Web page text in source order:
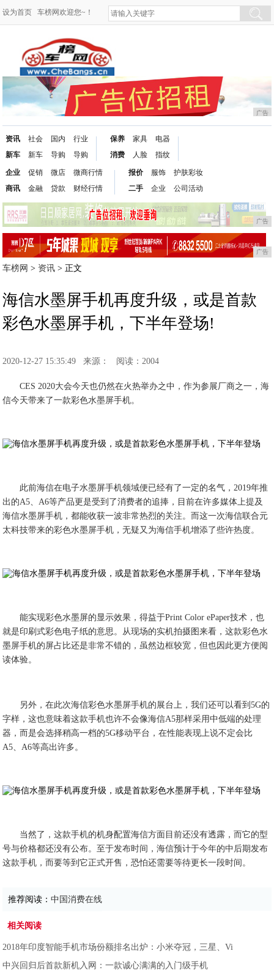
设为首页 车榜网欢迎您~！
广告
资讯
新车
社会
新车
国内
导购
行业
导购
保养
消费
家具
人脸
电器
指纹
企业
商讯
促销
金融
微店
贷款
微商行情
财经行情
报价
二手
服饰
企业
护肤彩妆
公司活动
广告
广告
车榜网 > 资讯 > 正文
海信水墨屏手机再度升级，或是首款
彩色水墨屏手机，下半年登场!
2020-12-27 15:35:49 来源： 阅读：2004
CES 2020大会今天也仍然在火热举办之中，作为参展厂商之一，海
信今天带来了一款彩色水墨屏手机。
此前海信在电子水墨屏手机领域便已经有了一定的名气，2019年推
出的A5、A6等产品更是受到了消费者的追捧，目前在许多媒体上提及
海信水墨屏手机，都能收获一波非常热烈的关注。而这一次海信联合元
太科技带来的彩色水墨屏手机，无疑又为海信手机增添了些许热度。
能实现彩色水墨屏的显示效果，得益于Print Color ePaper技术，也
就是印刷式彩色电子纸的意思。从现场的实机拍摄图来看，这款彩色水
墨屏手机的屏占比还是非常不错的，虽然边框较宽，但也因此更方便阅
读体验。
另外，在此次海信彩色水墨屏手机的展台上，我们还可以看到5G的
字样，这也意味着这款手机也许不会像海信A5那样采用中低端的处理
器，而是会选择稍高一档的5G移动平台，在性能表现上说不定会比
A5、A6等高出许多。
当然了，这款手机的机身配置海信方面目前还没有透露，而它的型
号与价格都还没有公布。至于发布时间，海信预计于今年的中后期发布
这款手机，而要等到它正式开售，恐怕还需要等待更长一段时间。
推荐阅读：中国消费在线
相关阅读
2018年印度智能手机市场份额排名出炉：小米夺冠，三星、Vi
中兴回归后首款新机入网：一款诚心满满的入门级手机